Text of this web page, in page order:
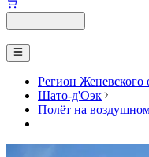
Регион Женевского
Шато-д'Оэк
Полёт на